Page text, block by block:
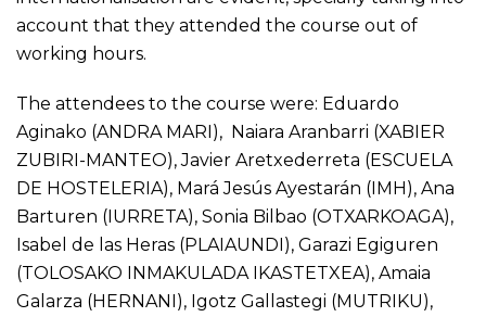
account that they attended the course out of
working hours.
The attendees to the course were: Eduardo
Aginako (ANDRA MARI), Naiara Aranbarri (XABIER
ZUBIRI-MANTEO), Javier Aretxederreta (ESCUELA
DE HOSTELERIA), Mará Jesús Ayestarán (IMH), Ana
Barturen (IURRETA), Sonia Bilbao (OTXARKOAGA),
Isabel de las Heras (PLAIAUNDI), Garazi Egiguren
(TOLOSAKO INMAKULADA IKASTETXEA), Amaia
Galarza (HERNANI), Igotz Gallastegi (MUTRIKU),